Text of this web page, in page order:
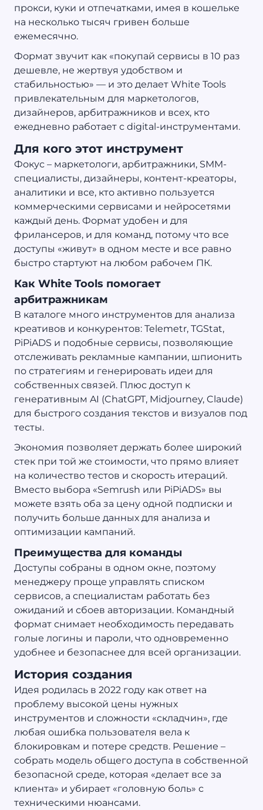
прокси, куки и отпечатками, имея в кошельке
на несколько тысяч гривен больше
ежемесячно.
Формат звучит как «покупай сервисы в 10 раз
дешевле, не жертвуя удобством и
стабильностью» — и это делает White Tools
привлекательным для маркетологов,
дизайнеров, арбитражников и всех, кто
ежедневно работает с digital‑инструментами.
Для кого этот инструмент
Фокус – маркетологи, арбитражники, SMM-
специалисты, дизайнеры, контент-креаторы,
аналитики и все, кто активно пользуется
коммерческими сервисами и нейросетями
каждый день. Формат удобен и для
фрилансеров, и для команд, потому что все
доступы «живут» в одном месте и все равно
быстро стартуют на любом рабочем ПК.
Как White Tools помогает
арбитражникам
В каталоге много инструментов для анализа
креативов и конкурентов: Telemetr, TGStat,
PiPiADS и подобные сервисы, позволяющие
отслеживать рекламные кампании, шпионить
по стратегиям и генерировать идеи для
собственных связей. Плюс доступ к
генеративным AI (ChatGPT, Midjourney, Claude)
для быстрого создания текстов и визуалов под
тесты.
Экономия позволяет держать более широкий
стек при той же стоимости, что прямо влияет
на количество тестов и скорость итераций.
Вместо выбора «Semrush или PiPiADS» вы
можете взять оба за цену одной подписки и
получить больше данных для анализа и
оптимизации кампаний.
Преимущества для команды
Доступы собраны в одном окне, поэтому
менеджеру проще управлять списком
сервисов, а специалистам работать без
ожиданий и сбоев авторизации. Командный
формат снимает необходимость передавать
голые логины и пароли, что одновременно
удобнее и безопаснее для всей организации.
История создания
Идея родилась в 2022 году как ответ на
проблему высокой цены нужных
инструментов и сложности «складчин», где
любая ошибка пользователя вела к
блокировкам и потере средств. Решение –
собрать модель общего доступа в собственной
безопасной среде, которая «делает все за
клиента» и убирает «головную боль» с
техническими нюансами.